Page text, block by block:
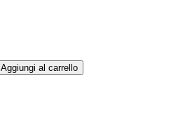
Aggiungi al carrello